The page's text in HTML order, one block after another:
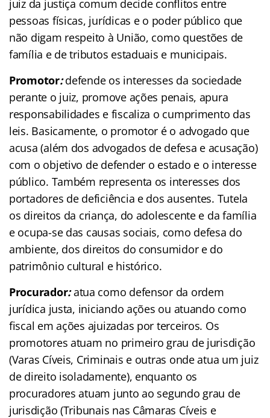
juiz da justiça comum decide conflitos entre
pessoas físicas, jurídicas e o poder público que
não digam respeito à União, como questões de
família e de tributos estaduais e municipais.
Promotor:defende os interesses da sociedade
perante o juiz, promove ações penais, apura
responsabilidades e fiscaliza o cumprimento das
leis. Basicamente, o promotor é o advogado que
acusa (além dos advogados de defesa e acusação)
com o objetivo de defender o estado e o interesse
público. Também representa os interesses dos
portadores de deficiência e dos ausentes. Tutela
os direitos da criança, do adolescente e da família
e ocupa-se das causas sociais, como defesa do
ambiente, dos direitos do consumidor e do
patrimônio cultural e histórico.
Procurador:atua como defensor da ordem
jurídica justa, iniciando ações ou atuando como
fiscal em ações ajuizadas por terceiros. Os
promotores atuam no primeiro grau de jurisdição
(Varas Cíveis, Criminais e outras onde atua um juiz
de direito isoladamente), enquanto os
procuradores atuam junto ao segundo grau de
jurisdição (Tribunais nas Câmaras Cíveis e